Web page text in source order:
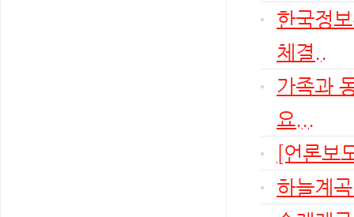
한국정
체결..
가족과
요...
[언론보
하늘계